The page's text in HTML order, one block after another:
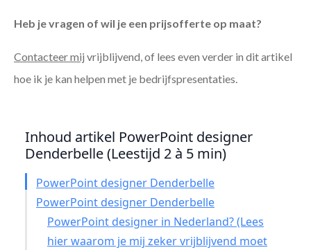
Heb je vragen of wil je een prijsofferte op maat?
Contacteer mij vrijblijvend, of lees even verder in dit artikel
hoe ik je kan helpen met je bedrijfspresentaties.
Inhoud artikel PowerPoint designer
Denderbelle (Leestijd 2 à 5 min)
PowerPoint designer Denderbelle
PowerPoint designer Denderbelle
PowerPoint designer in Nederland? (Lees
hier waarom je mij zeker vrijblijvend moet